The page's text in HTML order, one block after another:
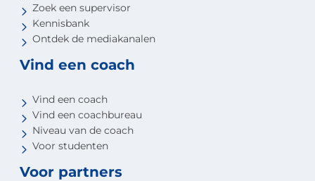
Zoek een supervisor
Kennisbank
Ontdek de mediakanalen
Vind een coach
Vind een coach
Vind een coachbureau
Niveau van de coach
Voor studenten
Voor partners